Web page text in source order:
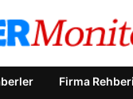
Firma Rehberi